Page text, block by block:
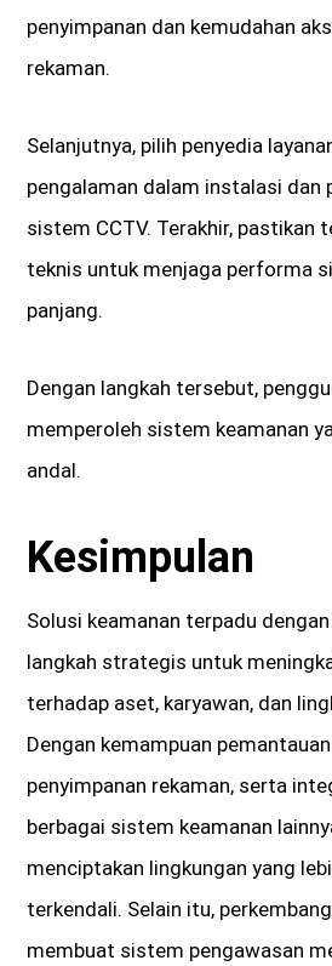
penyimpanan dan kemudahan
rekaman.
Selanjutnya, pilih penyedia
pengalaman dalam instalasi dan
sistem CCTV. Terakhir, pastikan
teknis untuk menjaga performa
panjang.
Dengan langkah tersebut,
memperoleh sistem keamanan
andal.
Kesimpulan
Solusi keamanan terpadu
langkah strategis untuk
terhadap aset, karyawan, dan
Dengan kemampuan
penyimpanan rekaman, serta
berbagai sistem keamanan
menciptakan lingkungan yang
terkendali. Selain itu,
membuat sistem pengawasan